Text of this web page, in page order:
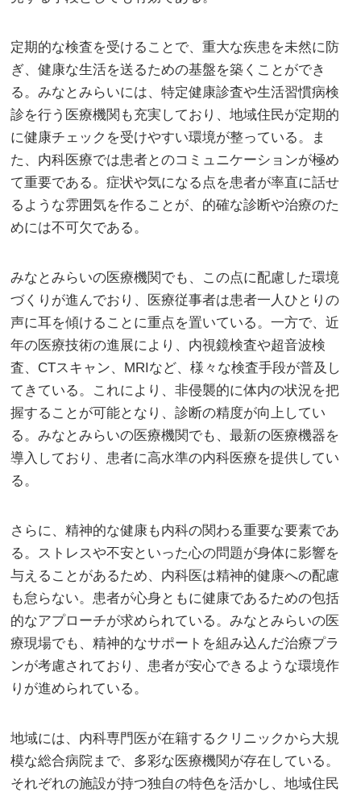
定期的な検査を受けることで、重大な疾患を未然に防
ぎ、健康な生活を送るための基盤を築くことができ
る。みなとみらいには、特定健康診査や生活習慣病検
診を行う医療機関も充実しており、地域住民が定期的
に健康チェックを受けやすい環境が整っている。ま
た、内科医療では患者とのコミュニケーションが極め
て重要である。症状や気になる点を患者が率直に話せ
るような雰囲気を作ることが、的確な診断や治療のた
めには不可欠である。
みなとみらいの医療機関でも、この点に配慮した環境
づくりが進んでおり、医療従事者は患者一人ひとりの
声に耳を傾けることに重点を置いている。一方で、近
年の医療技術の進展により、内視鏡検査や超音波検
査、CTスキャン、MRIなど、様々な検査手段が普及し
てきている。これにより、非侵襲的に体内の状況を把
握することが可能となり、診断の精度が向上してい
る。みなとみらいの医療機関でも、最新の医療機器を
導入しており、患者に高水準の内科医療を提供してい
る。
さらに、精神的な健康も内科の関わる重要な要素であ
る。ストレスや不安といった心の問題が身体に影響を
与えることがあるため、内科医は精神的健康への配慮
も怠らない。患者が心身ともに健康であるための包括
的なアプローチが求められている。みなとみらいの医
療現場でも、精神的なサポートを組み込んだ治療プラ
ンが考慮されており、患者が安心できるような環境作
りが進められている。
地域には、内科専門医が在籍するクリニックから大規
模な総合病院まで、多彩な医療機関が存在している。
それぞれの施設が持つ独自の特色を活かし、地域住民